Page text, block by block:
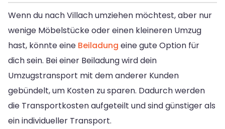
Wenn du nach Villach umziehen möchtest, aber nur
wenige Möbelstücke oder einen kleineren Umzug
hast, könnte eine Beiladung eine gute Option für
dich sein. Bei einer Beiladung wird dein
Umzugstransport mit dem anderer Kunden
gebündelt, um Kosten zu sparen. Dadurch werden
die Transportkosten aufgeteilt und sind günstiger als
ein individueller Transport.